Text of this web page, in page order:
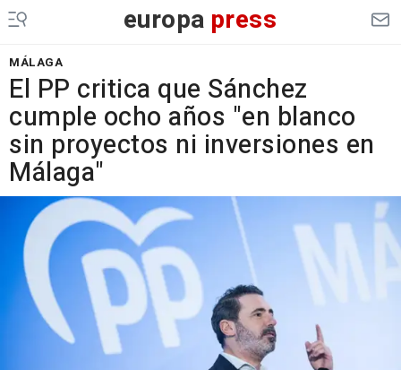
europa press
MÁLAGA
El PP critica que Sánchez
cumple ocho años "en blanco
sin proyectos ni inversiones en
Málaga"